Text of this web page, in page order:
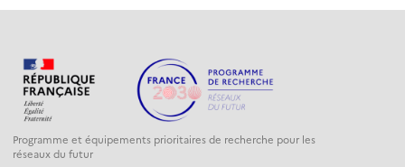
Programme et équipements prioritaires de recherche pour les
réseaux du futur